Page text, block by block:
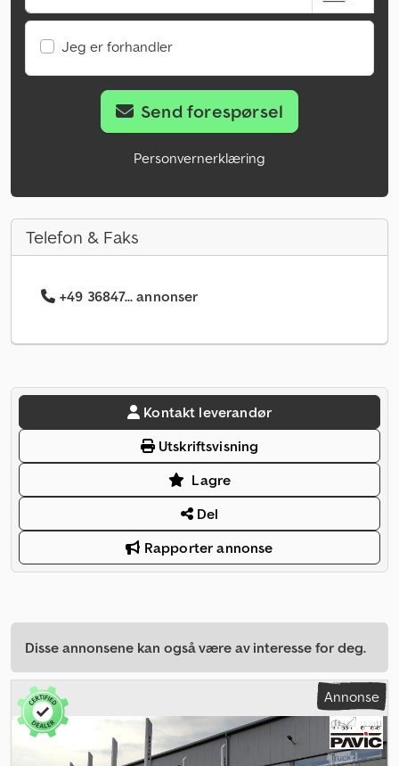
Jeg er forhandler
Send forespørsel
Personvernerklæring
Telefon & Faks
+49 36847... annonser
Kontakt leverandør
Utskriftsvisning
Lagre
Del
Rapporter annonse
Disse annonsene kan også være av interesse for deg.
Annonse